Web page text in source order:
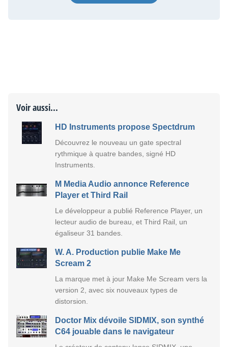
Voir aussi...
HD Instruments propose Spectdrum
Découvrez le nouveau un gate spectral
rythmique à quatre bandes, signé HD
Instruments.
M Media Audio annonce Reference
Player et Third Rail
Le développeur a publié Reference Player, un
lecteur audio de bureau, et Third Rail, un
égaliseur 31 bandes.
W. A. Production publie Make Me
Scream 2
La marque met à jour Make Me Scream vers la
version 2, avec six nouveaux types de
distorsion.
Doctor Mix dévoile SIDMIX, son synthé
C64 jouable dans le navigateur